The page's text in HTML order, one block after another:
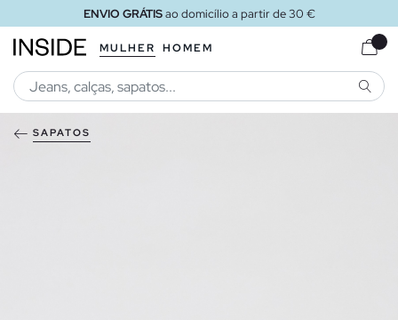
ENVIO GRÁTISao domicílio a partir de 30 €
MULHER HOMEM
SAPATOS